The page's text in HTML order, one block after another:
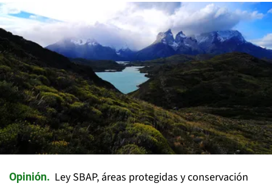
Opinión Ley SBAP, áreas protegidas y conservación